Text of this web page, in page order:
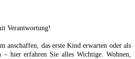
Verantwortung!
anschaffen, das erste Kind erwarten oder als
– hier erfahren Sie alles Wichtige. Wohnen,